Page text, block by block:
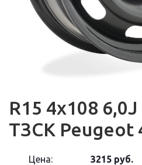
R15 4x108
ТЗСК Peugeot
Цена: 3215 руб.